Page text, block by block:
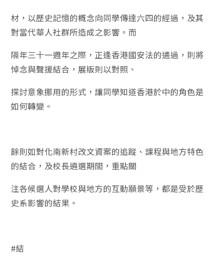
材，以歷史記憶的概念向同學傳達六四的經過，及其
對當代華人社群所造成之影響。而
隔年三十一週年之際，正逢香港國安法的通過，則將
悼念與聲援結合，展版則以對照、
探討意象挪用的形式，讓同學知道香港於中的角色是
如何轉變。
餘則如對化南新村改文資案的追蹤、課程與地方特色
的結合，及校長遴選期間，重點關
注各候選人對學校與地方的互動願景等，都是受於歷
史系影響的結果。
#結